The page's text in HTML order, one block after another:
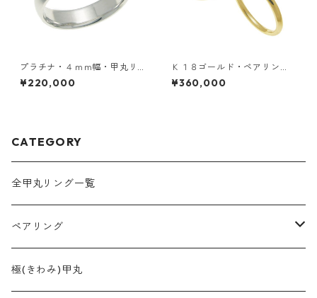
プラチナ・４ｍｍ幅・甲丸リ
ング
¥220,000
Ｋ１８ゴールド・ペアリン
グ・２ｍｍ幅・甲丸リング
¥360,000
CATEGORY
全甲丸リング一覧
ペアリング
2mm幅
極(きわみ)甲丸